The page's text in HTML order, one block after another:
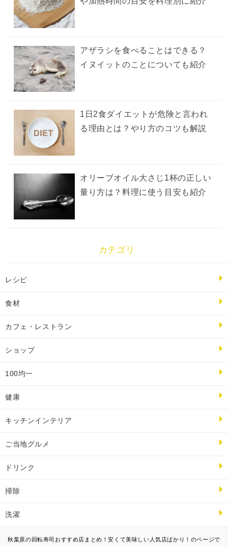
アザラシを食べることはできる？
イヌイットのことについても紹介
1日2食ダイエットが危険と言われ
る理由とは？やり方のコツも解説
オリーブオイル大さじ1杯の正しい
量り方は？料理に使う目安も紹介
カテゴリ
レシピ
食材
カフェ・レストラン
ショップ
100均一
健康
キッチンインテリア
ご当地グルメ
ドリンク
掃除
洗濯
秋葉原の回転寿司おすすめ店まとめ！安くて美味しい人気店ばかり！のページで